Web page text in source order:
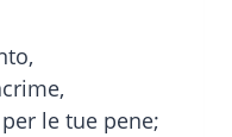
le tue pene;